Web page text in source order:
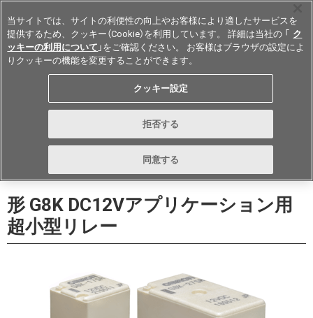
Japan
お問い合わせ
形 G8K DC12Vアプリケーション用
超小型リレー
当サイトでは、サイトの利便性の向上やお客様により適したサービスを
提供するため、クッキー（Cookie）を利用しています。 詳細は当社の 「 ク
ッキーの利用について 」をご確認ください。 お客様はブラウザの設定によ
りクッキーの機能を変更することができます。
クッキー設定
拒否する
同意する